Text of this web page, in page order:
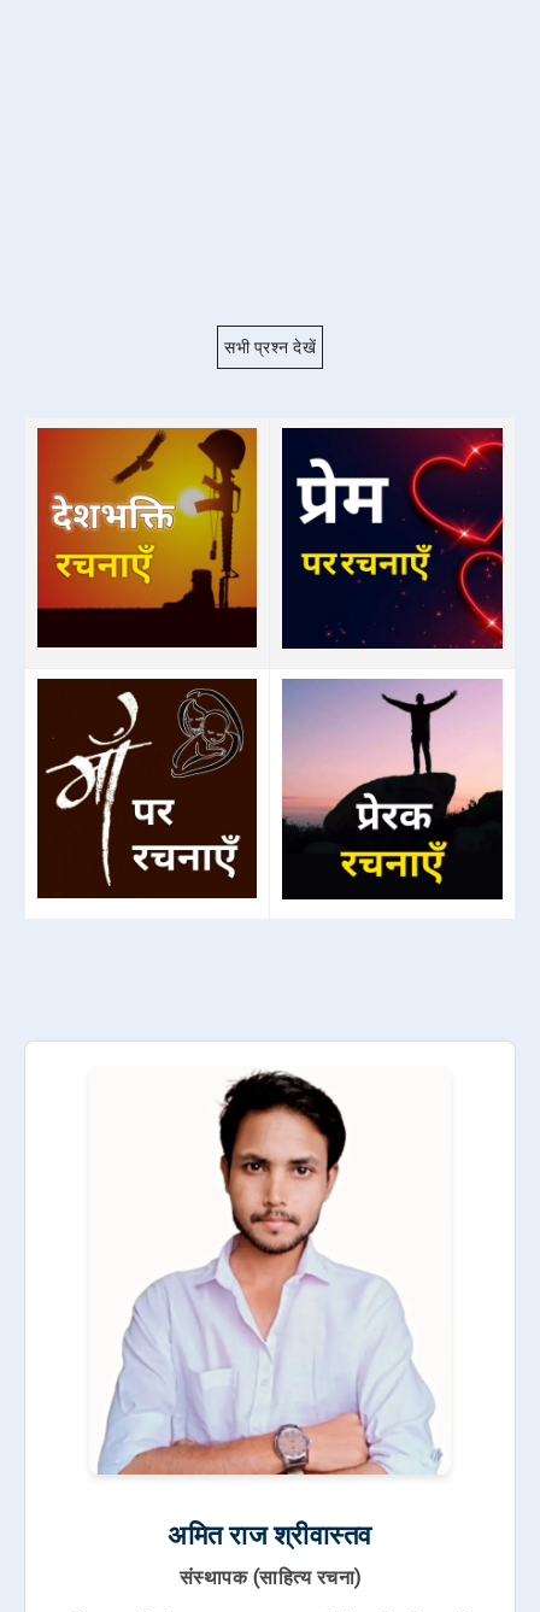
सभी प्रश्न देखें
अमित राज श्रीवास्तव
संस्थापक (साहित्य रचना)